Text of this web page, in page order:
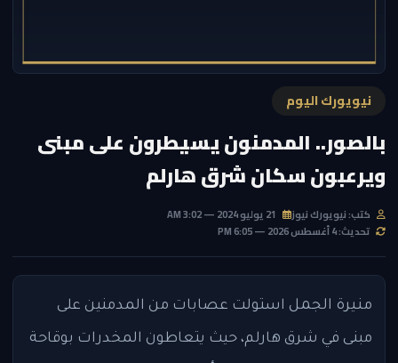
نيويورك اليوم
بالصور.. المدمنون يسيطرون على مبنى
ويرعبون سكان شرق هارلم
كتب: نيويورك نيوز
تحديث: 4 أغسطس 2026 — 6:05 PM
منيرة الجمل استولت عصابات من المدمنين على
مبنى في شرق هارلم، حيث يتعاطون المخدرات بوقاحة